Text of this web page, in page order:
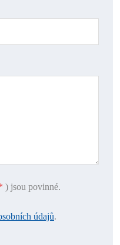
) jsou povinné.
údajů.